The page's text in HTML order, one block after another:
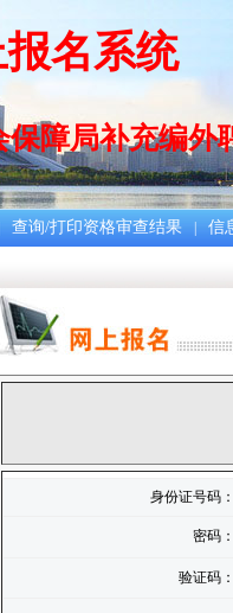
名系统
障局补充编外
查询/打印资格审查结果 信
身份证号码
密码
验证码